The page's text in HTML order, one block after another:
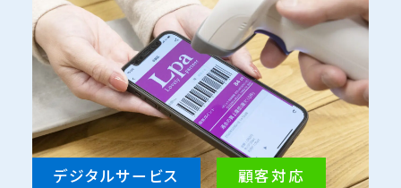
デジタルサービス 顧客対応